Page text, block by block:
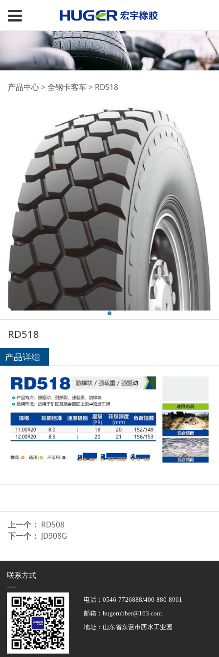
RD518
产品中心> 全钢卡客车> RD518
RD518
产品详细
上一个： RD508
下一个： JD908G
联系方式
电话：0546-7726888/400-880-8961
邮箱：hugerubber@163.com
地址：山东省东营市西水工业园